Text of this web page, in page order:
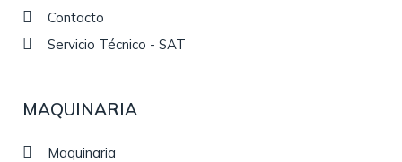
Contacto
Servicio Técnico - SAT
MAQUINARIA
Maquinaria